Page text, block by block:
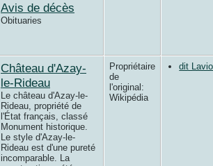
Avis de décès
Obituaries
Château d'Azay-
le-Rideau
Le château d'Azay-le-
Rideau, propriété de
l'État français, classé
Monument historique.
Le style d'Azay-le-
Rideau est d'une pureté
incomparable. La
Propriétaire
de
l'original:
Wikipédia
dit